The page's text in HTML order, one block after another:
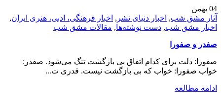
04 بهمن
آثار مشق شب, اخبار دنیای نشر , اخبار فرهنگی، ادبی، هنری ایران,
اخبار مشق شب, دست نوشته‌ها, مقالات مشق شب
صفدر و صفورا
صفورا: دلت برای کدام اتفاق بی بازگشت تنگ می‌شود. صفدر:
خواب صفورا: خواب که بی بازگشت نیست. قدری ت...
ادامه مطالعه